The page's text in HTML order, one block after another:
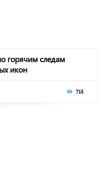
горячим следам
икон
715